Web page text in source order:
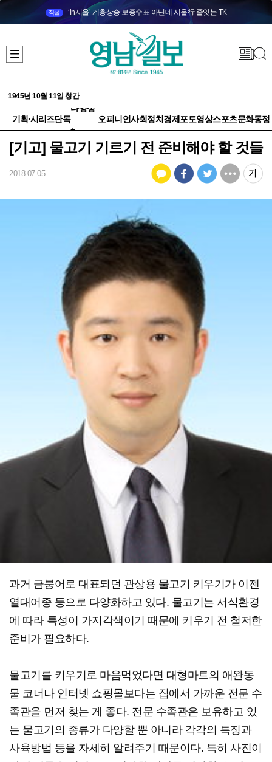
직설 ‘in서울’ 계층상승 보증수표 아닌데 서울行 줄잇는 TK
1945년 10월 11일 창간
기획·시리즈단독
다양성
+
오피니언사회정치 경제 포토영상스포츠문화동정
[기고] 물고기 기르기 전 준비해야 할 것들
2018-07-05
과거 금붕어로 대표되던 관상용 물고기 키우기가 이젠
열대어종 등으로 다양화하고 있다. 물고기는 서식환경
에 따라 특성이 가지각색이기 때문에 키우기 전 철저한
준비가 필요하다.
물고기를 키우기로 마음먹었다면 대형마트의 애완동
물 코너나 인터넷 쇼핑몰보다는 집에서 가까운 전문 수
족관을 먼저 찾는 게 좋다. 전문 수족관은 보유하고 있
는 물고기의 종류가 다양할 뿐 아니라 각각의 특징과
사육방법 등을 자세히 알려주기 때문이다. 특히 사진이